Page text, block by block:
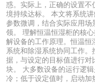
惑。实际上，正确的设置不
境持续达标。 本文将系统
参数微调，结合实际应用
领。 理解恒温恒湿柜的核
解设备的工作原理。恒温恒
系统和除湿系统协同工作
据，与设定的目标值进行对
块。 大多数设备的运行逻
冷；低于设定值时，启动加